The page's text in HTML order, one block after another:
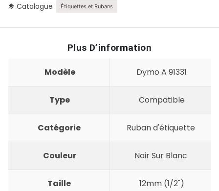
layers Catalogue Étiquettes et Rubans
Plus D’information
Modèle Dymo A 91331
Type Compatible
Catégorie Ruban d'étiquette
Couleur Noir Sur Blanc
Taille 12mm (1/2")